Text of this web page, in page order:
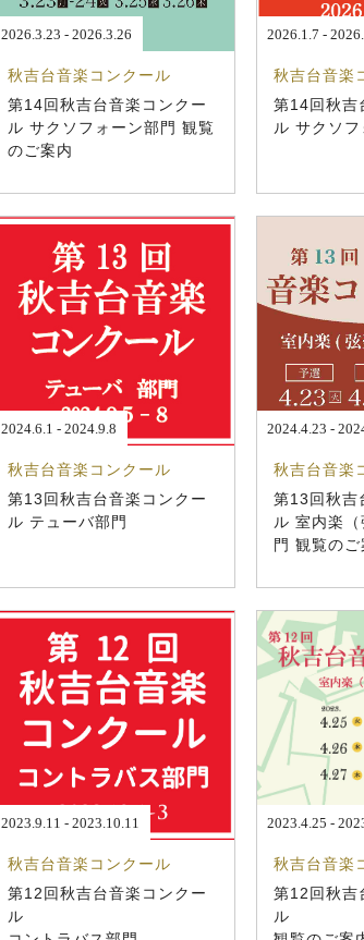
2026.3.23 - 2026.3.26
秋吉台音楽コンクール
第14回秋吉台音楽コンクー
ル サクソフォーン部門 観覧
のご案内
2026.1.7 -
秋吉台音楽
第14回秋吉
ル サクソ
2024.6.1 - 2024.9.8
秋吉台音楽コンクール
第13回秋吉台音楽コンクー
ル テューバ部門
2024.4.23 -
秋吉台音楽
第13回秋吉
ル 室内楽
門 観覧のご
2023.9.11 - 2023.10.11
秋吉台音楽コンクール
第12回秋吉台音楽コンクー
ル
2023.4.25 -
秋吉台音楽
第12回秋吉
ル